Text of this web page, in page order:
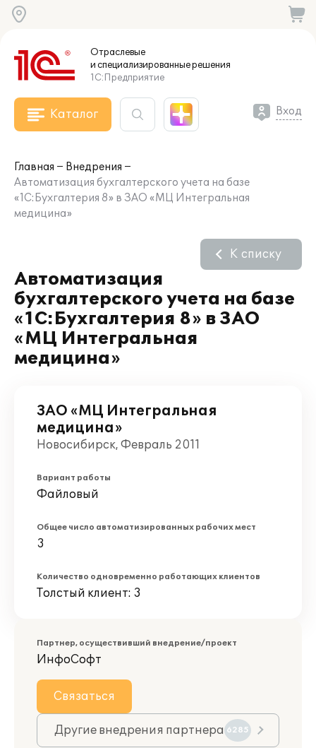
Отраслевые
и специализированныерешения
1С:Предприятие
Каталог Вход
Главная
Внедрения
Автоматизация бухгалтерского учета на базе
«1С:Бухгалтерия 8» в ЗАО «МЦ Интегральная
медицина»
Автоматизация
бухгалтерского учета на базе
«1С:Бухгалтерия 8» в ЗАО
«МЦ Интегральная
медицина»
К списку
ЗАО «МЦ Интегральная
медицина»
Новосибирск, Февраль 2011
Вариант работы
Файловый
Общее число автоматизированных рабочих мест
3
Количество одновременно работающих клиентов
Толстый клиент: 3
Партнер, осуществивший внедрение/проект
ИнфоСофт
Связаться
Другие внедрения партнера 6285